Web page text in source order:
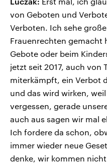
von Geboten und
Verboten. Ich sehe
Frauenrechten gemacht
Gebote oder beim
jetzt seit 2017, auch von
miterkämpft, ein Verbot
und das wird wirken,
vergessen, gerade
auch aus sagen wir mal
Ich fordere da schon,
immer wieder neue
denke, wir kommen